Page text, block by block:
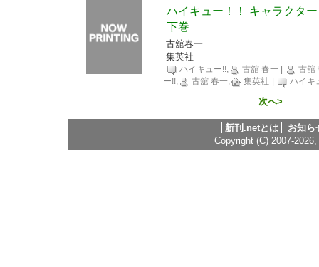
ハイキュー！！ キャラクタ
下巻
古舘春一
集英社
ハイキュー!!, 古舘 春一
古舘
ー!!,
古舘 春一, 集英社 ハイキ
次へ>
新刊.netとは
お知ら
Copyright (C) 2007-2026,